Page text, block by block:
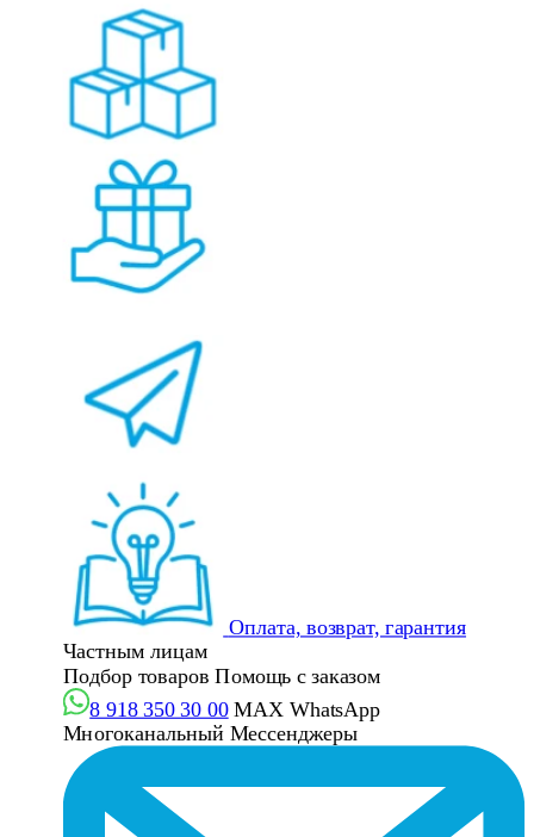
Оплата, возврат, гарантия
Частным лицам
Подбор товаров Помощь с заказом
8 918 350 30 00 MAX WhatsApp
Многоканальный Мессенджеры